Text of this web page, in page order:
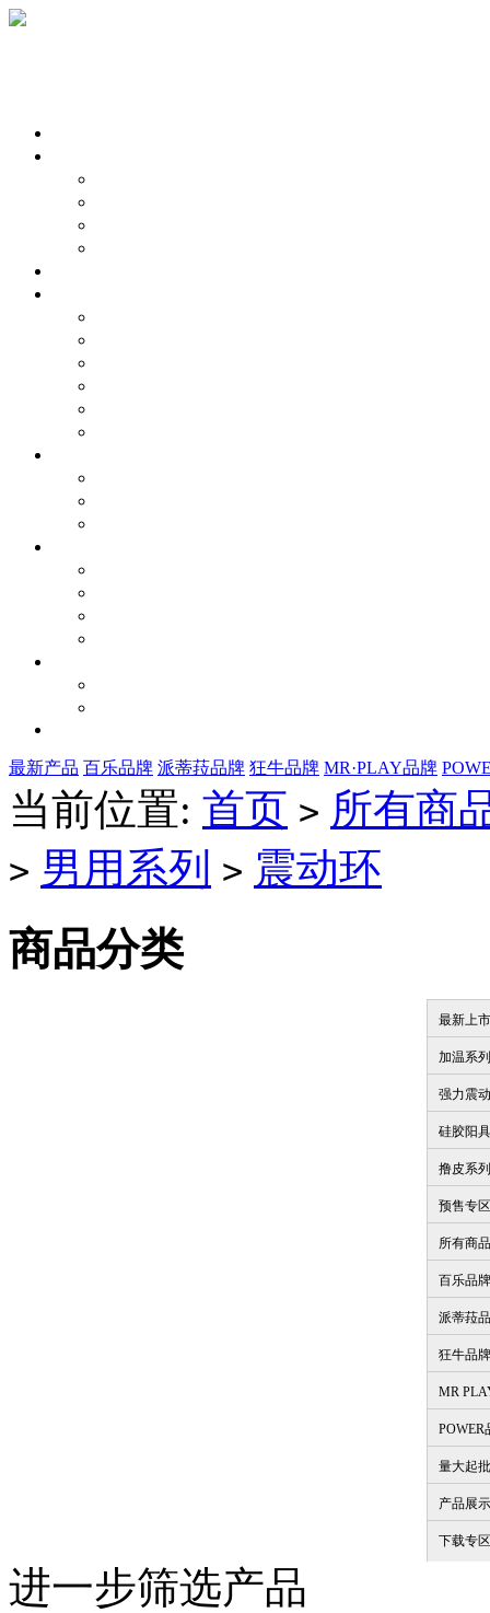
最新产品 百乐品牌 派蒂菈品牌 狂牛品牌 MR·PLAY品牌
当前位置: 首页 > 所有商
> 男用系列 > 震动环
商品分类
最新上市
加温系列
强力震动
硅胶阳具
撸皮系列
预售专区
所有商品
百乐品牌
派蒂菈
狂牛品牌
MR
POWER
量大起批
产品展
下载专区
进一步筛选产品